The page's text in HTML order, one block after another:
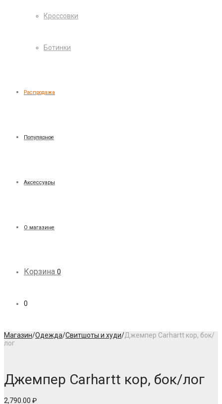
Кроссовки
Ботинки
Распродажа
Популярное
Аксессуары
О магазине
Корзина 0
0
Магазин/Одежда/Свитшоты и худи/Джемпер Carhartt кор, бок/
лог
Джемпер Carhartt кор, бок/лог
2,790.00 ₽